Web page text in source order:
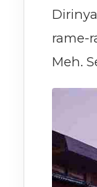
rame-
Meh.